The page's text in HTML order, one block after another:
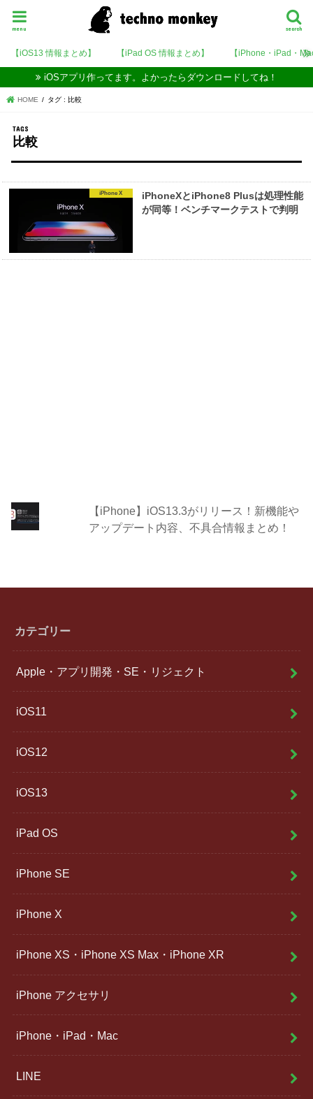
search
menu
【iOS13 情報まとめ】 【iPad OS 情報まとめ】 【iPhone・iPad・
iOSアプリ作ってます。よかったらダウンロードしてね！
HOME タグ : 比較
比較
iPhone X
iPhoneXとiPhone8 Plusは処理性能
が同等！ベンチマークテストで判明
【iPhone】iOS13.3がリリース！新機能や
アップデート内容、不具合情報まとめ！
カテゴリー
Apple・アプリ開発・SE・リジェクト
iOS11
iOS12
iOS13
iPad OS
iPhone SE
iPhone X
iPhone XS・iPhone XS Max・iPhone XR
iPhone アクセサリ
iPhone・iPad・Mac
LINE